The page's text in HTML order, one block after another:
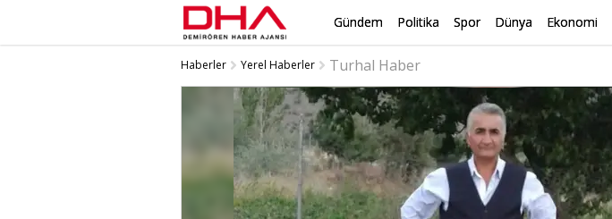
Gündem Politika Spor Dünya Ekonomi
Haberler Yerel Haberler Turhal Haber